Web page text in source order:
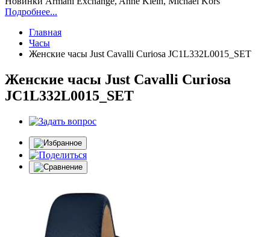
Подробнее...
Главная
Часы
Женские часы Just Cavalli Curiosa JC1L332L0015_SET
Женские часы Just Cavalli Curiosa
JC1L332L0015_SET